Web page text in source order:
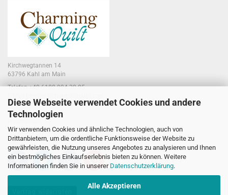
Diese Webseite verwendet Cookies und andere
Technologien
Wir verwenden Cookies und ähnliche Technologien, auch von
Drittanbietern, um die ordentliche Funktionsweise der Website zu
gewährleisten, die Nutzung unseres Angebotes zu analysieren und Ihnen
ein bestmögliches Einkaufserlebnis bieten zu können. Weitere
Informationen finden Sie in unserer Datenschutzerklärung.
Alle Akzeptieren
Kirchwegtannen 14
63796 Kahl am Main
Telefon +49 6188 994 30 85
Laden:
63796 Kahl am Main